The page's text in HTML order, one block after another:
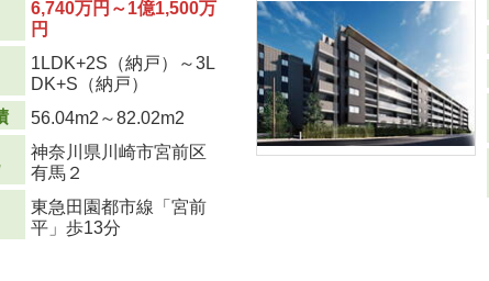
6,740万円～1億1,500万
円
1LDK+2S（納戸）～3L
DK+S（納戸）
56.04m2 ～82.02m2
神奈川県川崎市宮前区
有馬２
東急田園都市線「宮前
平」歩13分